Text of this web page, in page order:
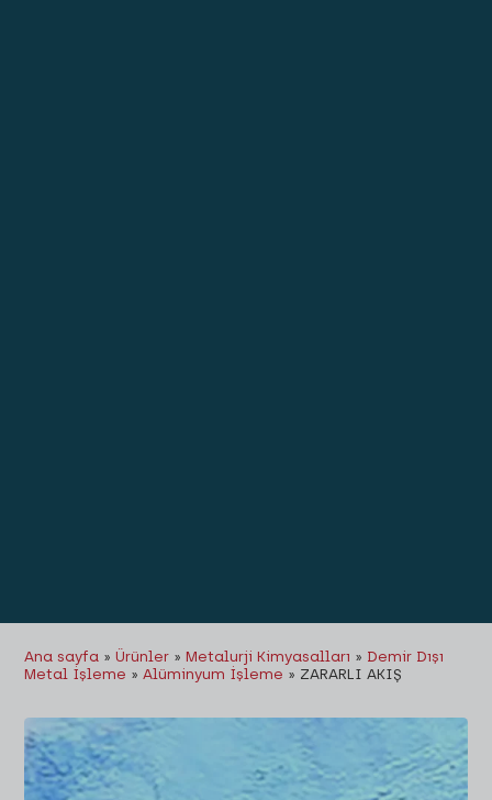
Ana sayfa »Ürünler »Metalurji Kimyasalları » Demir Dışı
Metal İşleme »Alüminyum İşleme » ZARARLI AKIŞ